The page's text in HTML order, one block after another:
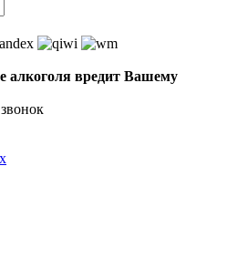
алкоголя вредит Вашему